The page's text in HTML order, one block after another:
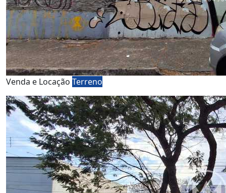
Venda e Locação Terreno